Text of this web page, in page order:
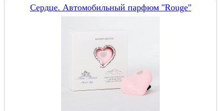
Сердце. Автомобильный парфюм "Rouge"